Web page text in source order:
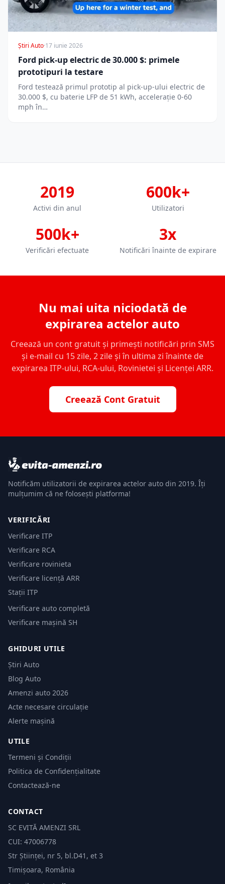
Știri Auto·17 iunie 2026
Ford pick-up electric de 30.000 $: primele
prototipuri la testare
Ford testează primul prototip al pick-up-ului electric de
30.000 $, cu baterie LFP de 51 kWh, accelerație 0-60
mph în…
2019
Activi din anul
600k+
Utilizatori
500k+
Verificări efectuate
3x
Notificări înainte de expirare
Nu mai uita niciodată de
expirarea actelor auto
Creează un cont gratuit și primești notificări prin SMS
și e-mail cu 15 zile, 2 zile și în ultima zi înainte de
expirarea ITP-ului, RCA-ului, Rovinietei și Licenței ARR.
Creează Cont Gratuit
Notificăm utilizatorii de expirarea actelor auto din 2019. Îți
mulțumim că ne folosești platforma!
VERIFICĂRI
Verificare ITP
Verificare RCA
Verificare rovinieta
Verificare licență ARR
Stații ITP
Verificare auto completă
Verificare mașină SH
GHIDURI UTILE
Știri Auto
Blog Auto
Amenzi auto 2026
Acte necesare circulație
Alerte mașină
UTILE
Termeni și Condiții
Politica de Confidențialitate
Contactează-ne
CONTACT
SC EVITĂ AMENZI SRL
CUI: 47006778
Str Științei, nr 5, bl.D41, et 3
Timișoara, România